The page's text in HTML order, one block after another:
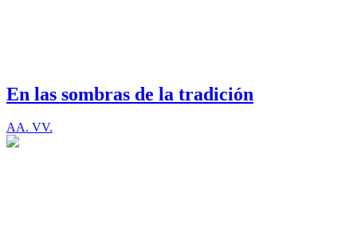
En las sombras de la tradición
AA. VV.